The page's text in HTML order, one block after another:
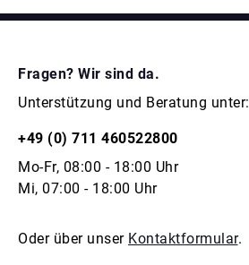
Fragen? Wir sind da.
Unterstützung und Beratung unter:
+49 (0) 711 460522800
Mo-Fr, 08:00 - 18:00 Uhr
Mi, 07:00 - 18:00 Uhr
Oder über unser Kontaktformular.